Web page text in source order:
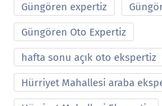
Güngören expertiz
Güngören Oto Expertiz
hafta sonu açık oto ekspertiz
Hürriyet Mahallesi araba